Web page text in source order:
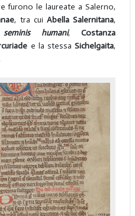
furono le laureate a Salerno,
, tra cui Abella Salernitana,
humani,Costanza
e la stessaSichelgaita,